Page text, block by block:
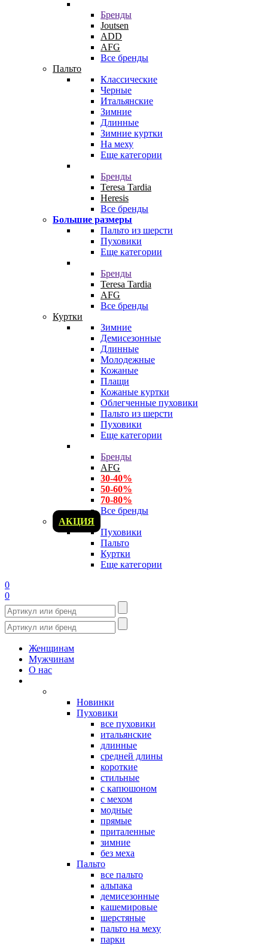
Бренды
Joutsen
ADD
AFG
Все бренды
Пальто
Классические
Черные
Итальянские
Зимние
Длинные
Зимние куртки
На меху
Еще категории
Бренды
Teresa Tardia
Heresis
Все бренды
Большие размеры
Пальто из шерсти
Пуховики
Еще категории
Бренды
Teresa Tardia
AFG
Все бренды
Куртки
Зимние
Демисезонные
Длинные
Молодежные
Кожаные
Плащи
Кожаные куртки
Облегченные пуховики
Пальто из шерсти
Пуховики
Еще категории
Бренды
AFG
30-40%
50-60%
70-80%
Все бренды
АКЦИЯ
Пуховики
Пальто
Куртки
Еще категории
0
0
Женщинам
Мужчинам
О нас
Новинки
Пуховики
все пуховики
итальянские
длинные
средней длины
короткие
стильные
с капюшоном
с мехом
модные
прямые
приталенные
зимние
без меха
Пальто
все пальто
альпака
демисезонные
кашемировые
шерстяные
пальто на меху
парки